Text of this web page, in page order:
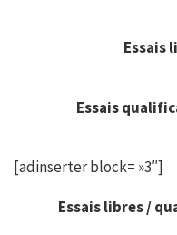
Essais
Essais
[adinserter block= »3″]
Essais libres /